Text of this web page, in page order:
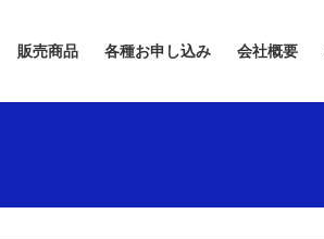
販売商品 各種お申し込み 会社概要